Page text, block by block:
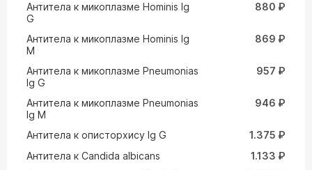
Антитела к микоплазме Hominis Ig
G
880 ₽
Антитела к микоплазме Hominis Ig
M
869 ₽
Антитела к микоплазме Pneumonias
Ig G
957 ₽
Антитела к микоплазме Pneumonias
Ig M
946 ₽
Антитела к описторхису Ig G
1.375 ₽
Антитела к Сandida albicans
1.133 ₽